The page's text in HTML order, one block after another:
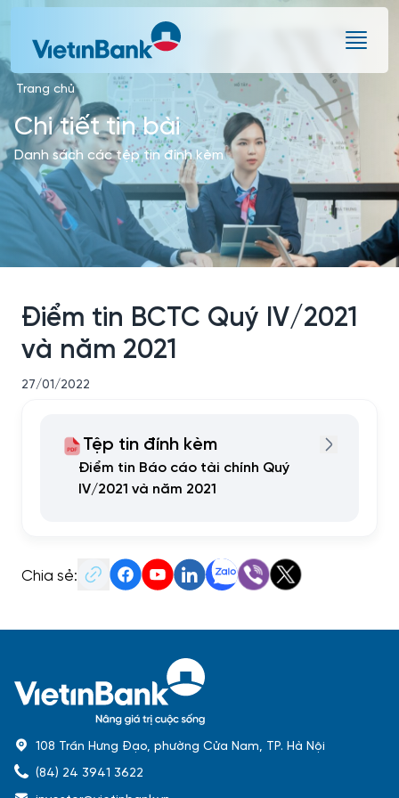
Trang chủ
Chi tiết tin bài
Danh sách các tệp tin đính kèm
Điểm tin BCTC Quý IV/2021
và năm 2021
27/01/2022
Tệp tin đính kèm
Điểm tin Báo cáo tài chính Quý
IV/2021 và năm 2021
Chia sẻ:
108 Trần Hưng Đạo, phường Cửa Nam, TP. Hà Nội
(84) 24 3941 3622